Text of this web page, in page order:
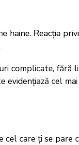
haine. Reacția
complicate, fără
cel
care ți se pare